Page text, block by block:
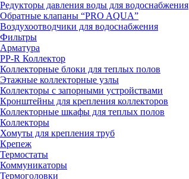
Редукторы давления воды для водоснабжения
Обратные клапаны “PRO AQUA”
Воздухоотводчики для водоснабжения
Фильтры
Арматура
PP-R Коллектор
Коллекторные блоки для теплых полов
Этажные коллекторные узлы
Коллекторы с запорными устройствами
Кронштейны для крепления коллекторов
Коллекторные шкафы для теплых полов
Коллекторы
Хомуты для крепления труб
Крепеж
Термостаты
Коммуникаторы
Термоголовки